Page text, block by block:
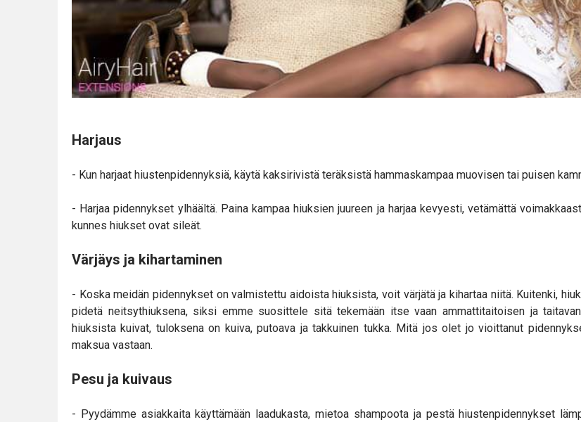
Harjaus
- Kun harjaat hiustenpidennyksiä, käytä kaksirivistä teräksistä hammaskampaa muovisen tai puisen
- Harjaa pidennykset ylhäältä. Paina kampaa hiuksien juureen ja harjaa kevyesti, vetämättä
kunnes hiukset ovat sileät.
Värjäys ja kihartaminen
- Koska meidän pidennykset on valmistettu aidoista hiuksista, voit värjätä ja kihartaa niitä. Kuitenki,
pidetä neitsythiuksena, siksi emme suosittele sitä tekemään itse vaan ammattitaitoisen ja
hiuksista kuivat, tuloksena on kuiva, putoava ja takkuinen tukka. Mitä jos olet jo vioittanut
maksua vastaan.
Pesu ja kuivaus
- Pyydämme asiakkaita käyttämään laadukasta, mietoa shampoota ja pestä hiustenpidennykset